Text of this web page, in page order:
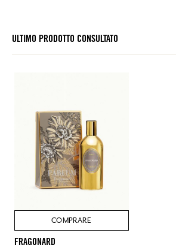
ULTIMO PRODOTTO CONSULTATO
COMPRARE
FRAGONARD